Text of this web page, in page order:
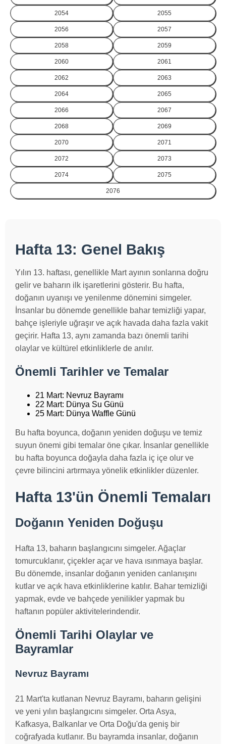
2054 2055
2056 2057
2058 2059
2060 2061
2062 2063
2064 2065
2066 2067
2068 2069
2070 2071
2072 2073
2074 2075
2076
Hafta 13: Genel Bakış
Yılın 13. haftası, genellikle Mart ayının sonlarına doğru
gelir ve baharın ilk işaretlerini gösterir. Bu hafta,
doğanın uyanışı ve yenilenme dönemini simgeler.
İnsanlar bu dönemde genellikle bahar temizliği yapar,
bahçe işleriyle uğraşır ve açık havada daha fazla vakit
geçirir. Hafta 13, aynı zamanda bazı önemli tarihi
olaylar ve kültürel etkinliklerle de anılır.
Önemli Tarihler ve Temalar
21 Mart: Nevruz Bayramı
22 Mart: Dünya Su Günü
25 Mart: Dünya Waffle Günü
Bu hafta boyunca, doğanın yeniden doğuşu ve temiz
suyun önemi gibi temalar öne çıkar. İnsanlar genellikle
bu hafta boyunca doğayla daha fazla iç içe olur ve
çevre bilincini artırmaya yönelik etkinlikler düzenler.
Hafta 13'ün Önemli Temaları
Doğanın Yeniden Doğuşu
Hafta 13, baharın başlangıcını simgeler. Ağaçlar
tomurcuklanır, çiçekler açar ve hava ısınmaya başlar.
Bu dönemde, insanlar doğanın yeniden canlanışını
kutlar ve açık hava etkinliklerine katılır. Bahar temizliği
yapmak, evde ve bahçede yenilikler yapmak bu
haftanın popüler aktivitelerindendir.
Önemli Tarihi Olaylar ve
Bayramlar
Nevruz Bayramı
21 Mart'ta kutlanan Nevruz Bayramı, baharın gelişini
ve yeni yılın başlangıcını simgeler. Orta Asya,
Kafkasya, Balkanlar ve Orta Doğu'da geniş bir
coğrafyada kutlanır. Bu bayramda insanlar, doğanın